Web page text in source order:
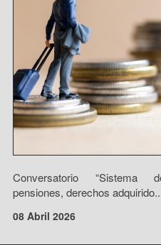
Conversatorio “Sistema
pensiones, derechos
08 Abril 2026